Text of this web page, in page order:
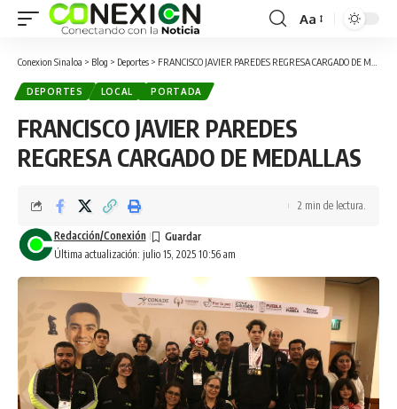
Aa
Conexion Sinaloa > Blog > Deportes > FRANCISCO JAVIER PAREDES REGRESA CARGADO DE MEDALLAS
DEPORTES LOCAL PORTADA
FRANCISCO JAVIER PAREDES
REGRESA CARGADO DE MEDALLAS
Última actualización: julio 15, 2025 10:56 am
Redacción/Conexión
2 min de lectura.